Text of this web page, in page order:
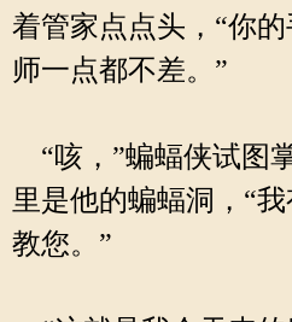
着管家点点头，“你
师一点都不差。”
“咳，”蝙蝠侠试图
里是他的蝙蝠洞，“
教您。”